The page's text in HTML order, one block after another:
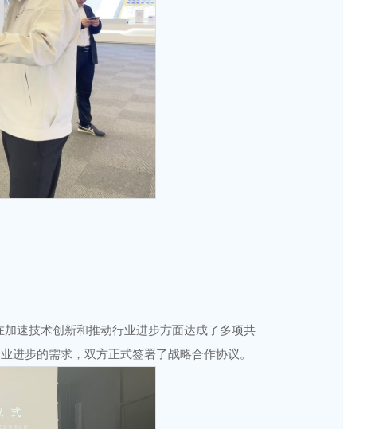
速技术创新和推动行业进步方面达成了多项共
进步的需求，双方正式签署了战略合作协议。